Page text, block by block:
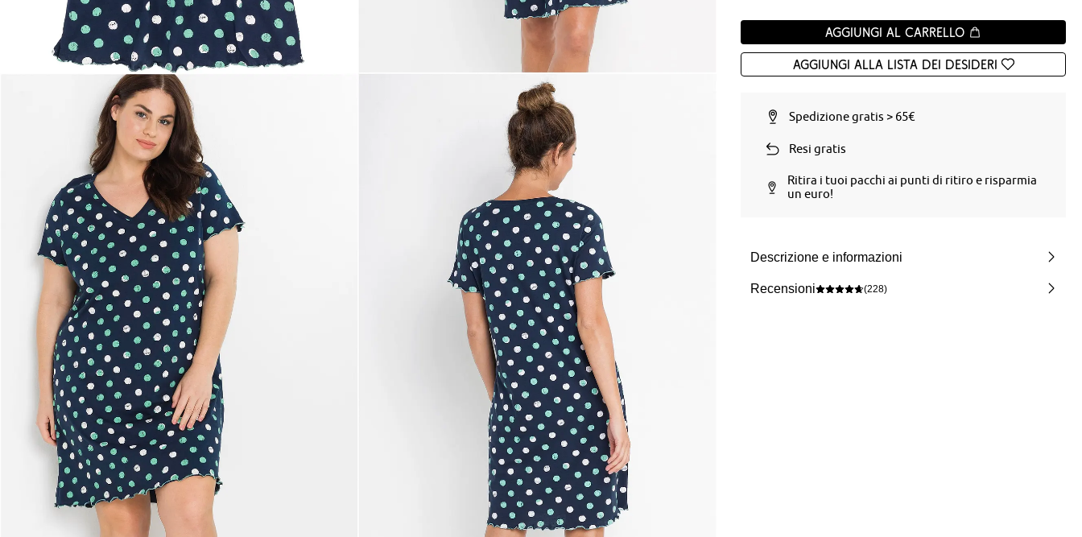
Aggiungi al carrello
Aggiungi alla Lista dei desideri
Spedizione gratis > 65€
Resi gratis
Ritira i tuoi pacchi ai punti di ritiro e risparmia
un euro!
Descrizione e informazioni
Recensioni (228)